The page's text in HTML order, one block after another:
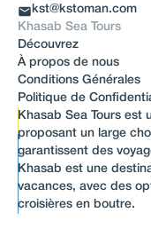
kst@kstoman.com
Khasab Sea Tours
Découvrez
À propos de nous
Conditions Générales
Politique de
Khasab Sea Tours est
proposant un large
garantissent des
Khasab est une
vacances, avec des
croisières en boutre.